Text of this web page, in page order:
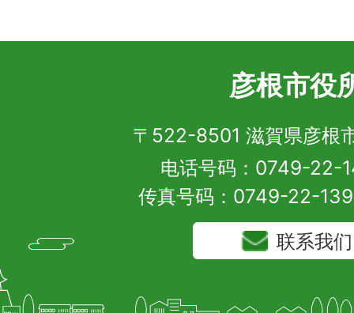
彦根市役
〒522-8501 滋賀県彦根
电话号码：0749-22-
传真号码：0749-22-
联系我们